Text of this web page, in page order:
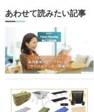
あわせて読みたい記事